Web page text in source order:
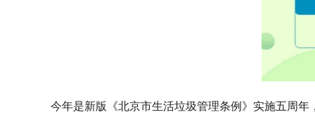
今年是新版《北京市生活垃圾管理条例》实施五周